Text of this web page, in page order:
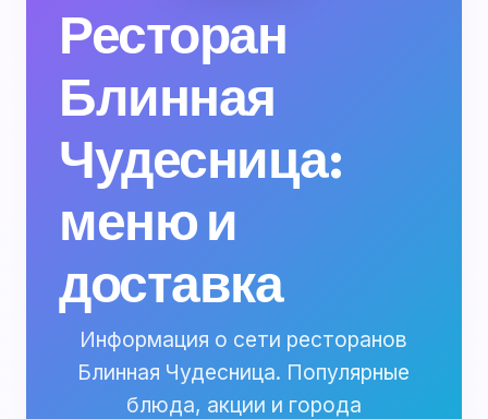
Ресторан
Блинная
Чудесница:
меню и
доставка
Информация о сети ресторанов
Блинная Чудесница. Популярные
блюда, акции и города